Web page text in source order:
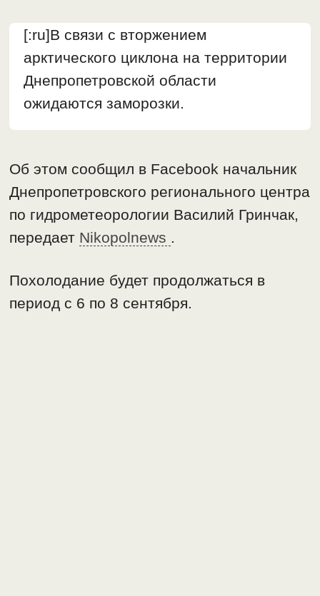
[:ru]В связи с вторжением
арктического циклона на территории
Днепропетровской области
ожидаются заморозки.
Об этом сообщил в Facebook начальник
Днепропетровского регионального центра
по гидрометеорологии Василий Гринчак,
передает Nikopolnews .
Похолодание будет продолжаться в
период с 6 по 8 сентября.